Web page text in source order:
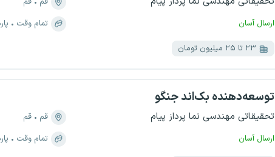
ارسال آسان
تمام وقت
۲۳ تا ۲۵ میلیون تومان
توسعه‌دهنده بک‌اند جنگو
تحقیقاتی مهندسی نما پرداز پیام
ارسال آسان
قم
قم
تمام وقت